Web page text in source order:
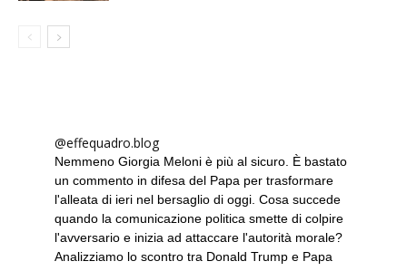
@effequadro.blog
Nemmeno Giorgia Meloni è più al sicuro. È bastato
un commento in difesa del Papa per trasformare
l'alleata di ieri nel bersaglio di oggi. Cosa succede
quando la comunicazione politica smette di colpire
l'avversario e inizia ad attaccare l'autorità morale?
Analizziamo lo scontro tra Donald Trump e Papa